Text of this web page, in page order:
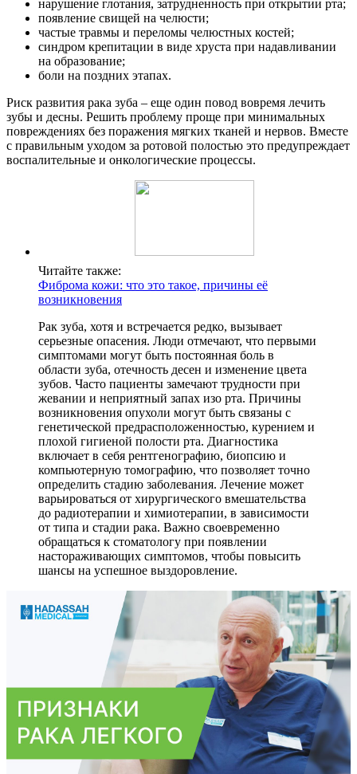
нарушение глотания, затрудненность при открытии рта;
появление свищей на челюсти;
частые травмы и переломы челюстных костей;
синдром крепитации в виде хруста при надавливании
на образование;
боли на поздних этапах.
Риск развития рака зуба – еще один повод вовремя лечить
зубы и десны. Решить проблему проще при минимальных
повреждениях без поражения мягких тканей и нервов. Вместе
с правильным уходом за ротовой полостью это предупреждает
воспалительные и онкологические процессы.
Читайте также:
Фиброма кожи: что это такое, причины её
возникновения
Рак зуба, хотя и встречается редко, вызывает
серьезные опасения. Люди отмечают, что первыми
симптомами могут быть постоянная боль в
области зуба, отечность десен и изменение цвета
зубов. Часто пациенты замечают трудности при
жевании и неприятный запах изо рта. Причины
возникновения опухоли могут быть связаны с
генетической предрасположенностью, курением и
плохой гигиеной полости рта. Диагностика
включает в себя рентгенографию, биопсию и
компьютерную томографию, что позволяет точно
определить стадию заболевания. Лечение может
варьироваться от хирургического вмешательства
до радиотерапии и химиотерапии, в зависимости
от типа и стадии рака. Важно своевременно
обращаться к стоматологу при появлении
настораживающих симптомов, чтобы повысить
шансы на успешное выздоровление.